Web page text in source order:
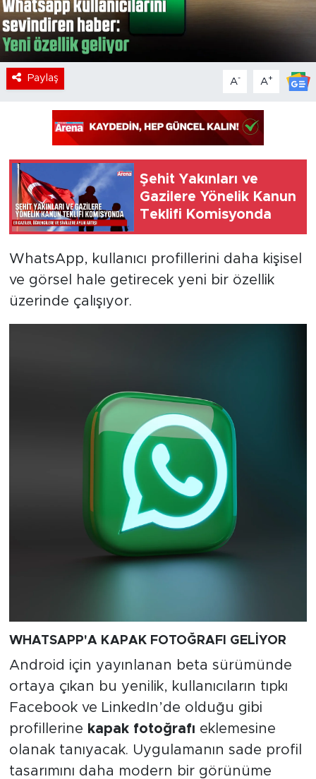
Paylaş A- A+
Şehit Yakınları ve
Gazilere Yönelik Kanun
Teklifi Komisyonda
WhatsApp, kullanıcı profillerini daha kişisel
ve görsel hale getirecek yeni bir özellik
üzerinde çalışıyor.
WHATSAPP'A KAPAK FOTOĞRAFI GELİYOR
Android için yayınlanan beta sürümünde
ortaya çıkan bu yenilik, kullanıcıların tıpkı
Facebook ve LinkedIn’de olduğu gibi
profillerine kapak fotoğrafı eklemesine
olanak tanıyacak. Uygulamanın sade profil
tasarımını daha modern bir görünüme